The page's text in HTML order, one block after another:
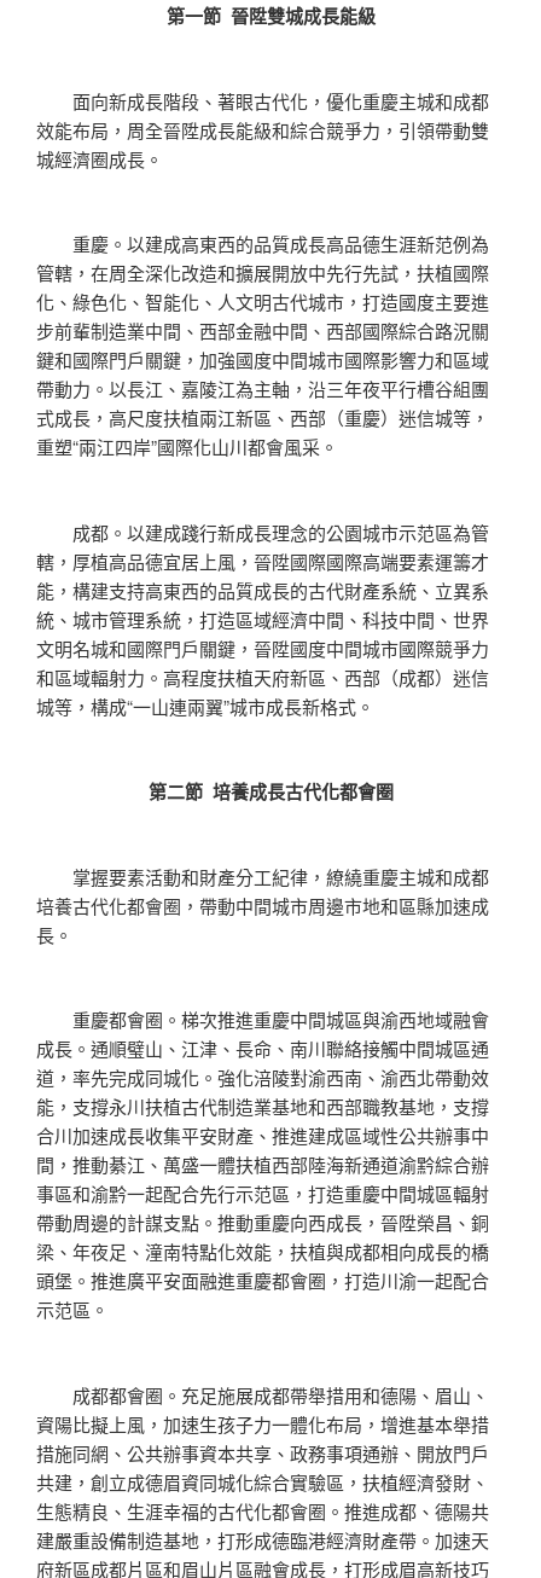
第一節 晉陞雙城成長能級
面向新成長階段、著眼古代化，優化重慶主城和成都
效能布局，周全晉陞成長能級和綜合競爭力，引領帶動雙
城經濟圈成長。
重慶。以建成高東西的品質成長高品德生涯新范例為
管轄，在周全深化改造和擴展開放中先行先試，扶植國際
化、綠色化、智能化、人文明古代城市，打造國度主要進
步前輩制造業中間、西部金融中間、西部國際綜合路況關
鍵和國際門戶關鍵，加強國度中間城市國際影響力和區域
帶動力。以長江、嘉陵江為主軸，沿三年夜平行槽谷組團
式成長，高尺度扶植兩江新區、西部（重慶）迷信城等，
重塑“兩江四岸”國際化山川都會風采。
成都。以建成踐行新成長理念的公園城市示范區為管
轄，厚植高品德宜居上風，晉陞國際國際高端要素運籌才
能，構建支持高東西的品質成長的古代財產系統、立異系
統、城市管理系統，打造區域經濟中間、科技中間、世界
文明名城和國際門戶關鍵，晉陞國度中間城市國際競爭力
和區域輻射力。高程度扶植天府新區、西部（成都）迷信
城等，構成“一山連兩翼”城市成長新格式。
第二節 培養成長古代化都會圈
掌握要素活動和財產分工紀律，繚繞重慶主城和成都
培養古代化都會圈，帶動中間城市周邊市地和區縣加速成
長。
重慶都會圈。梯次推進重慶中間城區與渝西地域融會
成長。通順璧山、江津、長命、南川聯絡接觸中間城區通
道，率先完成同城化。強化涪陵對渝西南、渝西北帶動效
能，支撐永川扶植古代制造業基地和西部職教基地，支撐
合川加速成長收集平安財產、推進建成區域性公共辦事中
間，推動綦江、萬盛一體扶植西部陸海新通道渝黔綜合辦
事區和渝黔一起配合先行示范區，打造重慶中間城區輻射
帶動周邊的計謀支點。推動重慶向西成長，晉陞榮昌、銅
梁、年夜足、潼南特點化效能，扶植與成都相向成長的橋
頭堡。推進廣平安面融進重慶都會圈，打造川渝一起配合
示范區。
成都都會圈。充足施展成都帶舉措用和德陽、眉山、
資陽比擬上風，加速生孩子力一體化布局，增進基本舉措
措施同網、公共辦事資本共享、政務事項通辦、開放門戶
共建，創立成德眉資同城化綜合實驗區，扶植經濟發財、
生態精良、生涯幸福的古代化都會圈。推進成都、德陽共
建嚴重設備制造基地，打形成德臨港經濟財產帶。加速天
府新區成都片區和眉山片區融會成長，打形成眉高新技巧